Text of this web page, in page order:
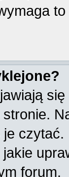
czytać.
forum.